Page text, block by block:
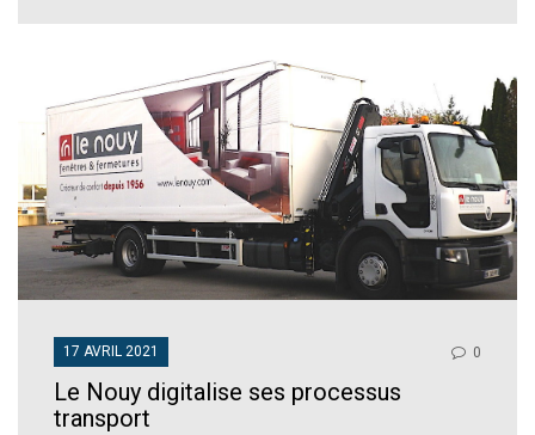
17 AVRIL 2021 0
Le Nouy digitalise ses processus
transport